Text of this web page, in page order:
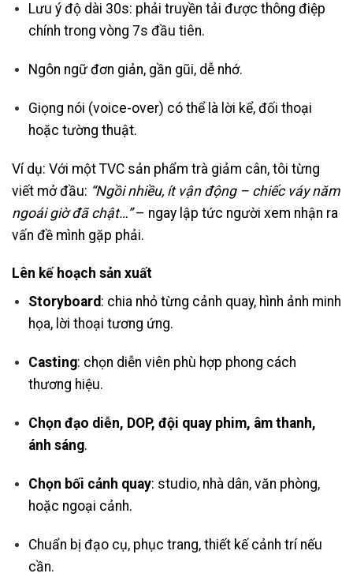
Lưu ý độ dài 30s: phải truyền tải được thông điệp
chính trong vòng 7s đầu tiên.
Ngôn ngữ đơn giản, gần gũi, dễ nhớ.
Giọng nói (voice-over) có thể là lời kể, đối thoại
hoặc tường thuật.
Ví dụ: Với một TVC sản phẩm trà giảm cân, tôi từng
viết mở đầu: “Ngồi nhiều, ít vận động – chiếc váy năm
ngoái giờ đã chật…”– ngay lập tức người xem nhận ra
vấn đề mình gặp phải.
Lên kế hoạch sản xuất
Storyboard: chia nhỏ từng cảnh quay, hình ảnh minh
họa, lời thoại tương ứng.
Casting: chọn diễn viên phù hợp phong cách
thương hiệu.
Chọn đạo diễn, DOP, đội quay phim, âm thanh,
ánh sáng.
Chọn bối cảnh quay: studio, nhà dân, văn phòng,
hoặc ngoại cảnh.
Chuẩn bị đạo cụ, phục trang, thiết kế cảnh trí nếu
cần.